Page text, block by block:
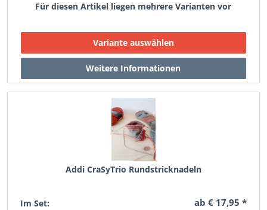
Für diesen Artikel liegen mehrere Varianten vor
Addi CraSyTrio Rundstricknadeln
Im Set: ab € 17,95 *